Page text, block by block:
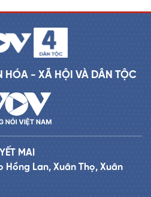
- XÃ HỘI VÀ DÂN TỘC
MAI
Hồng Lan, Xuân Thọ, Xuân